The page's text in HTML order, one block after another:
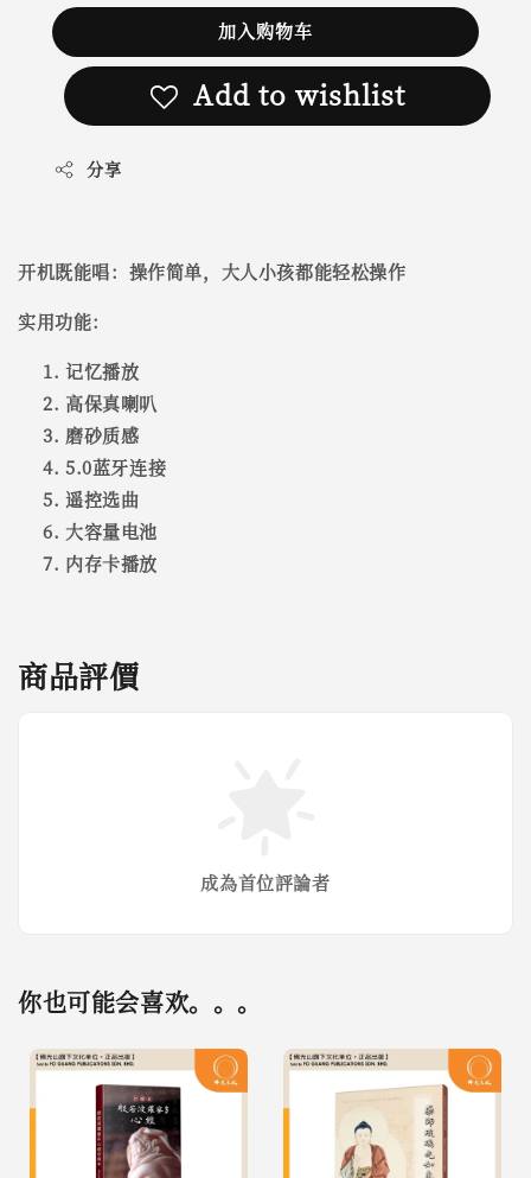
加入购物车
Add to wishlist
分享
开机既能唱：操作简单，大人小孩都能轻松操作
实用功能：
记忆播放
高保真喇叭
磨砂质感
5.0蓝牙连接
遥控选曲
大容量电池
内存卡播放
商品評價
成為首位評論者
你也可能会喜欢。。。